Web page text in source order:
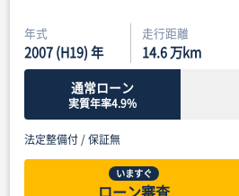
年式
2007 (H19) 年
走行距離
14.6万km
通常ローン
実質年率4.9%
法定整備付 /保証無
いますぐ
ローン審査